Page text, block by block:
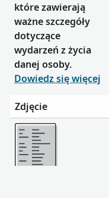
które zawierają
ważne szczegóły
dotyczące
wydarzeń z życia
danej osoby.
Dowiedz się więcej
Zdjęcie
Więcej